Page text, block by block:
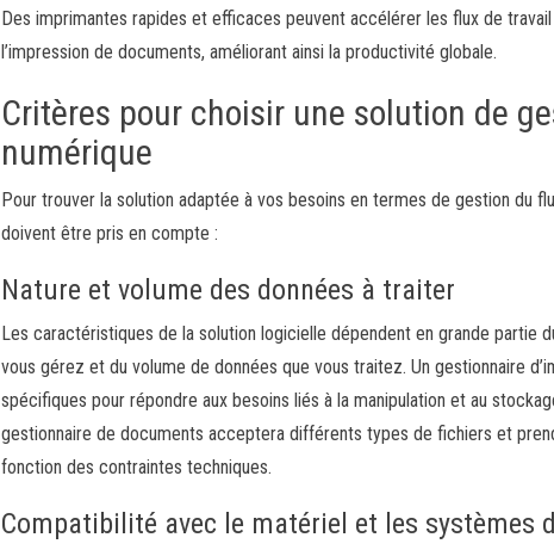
Des imprimantes rapides et efficaces peuvent accélérer les flux de
l’impression de documents, améliorant ainsi la productivité globale.
Critères pour choisir une solution de
numérique
Pour trouver la solution adaptée à vos besoins en termes de gestion du
doivent être pris en compte :
Nature et volume des données à traiter
Les caractéristiques de la solution logicielle dépendent en grande partie
vous gérez et du volume de données que vous traitez. Un gestionnaire
spécifiques pour répondre aux besoins liés à la manipulation et au
gestionnaire de documents acceptera différents types de fichiers et
fonction des contraintes techniques.
Compatibilité avec le matériel et les systèmes